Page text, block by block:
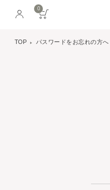
0
TOP パスワードをお忘れの方へ